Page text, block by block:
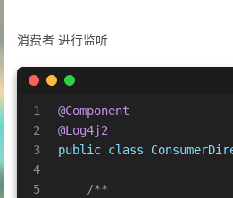
26
27
28
29
30
31
32
33
@Bean
public Queue
    }
/**
     *
消费者 进行监听
1
2
3
4
5
@Component
@Log4j2
public class
/**